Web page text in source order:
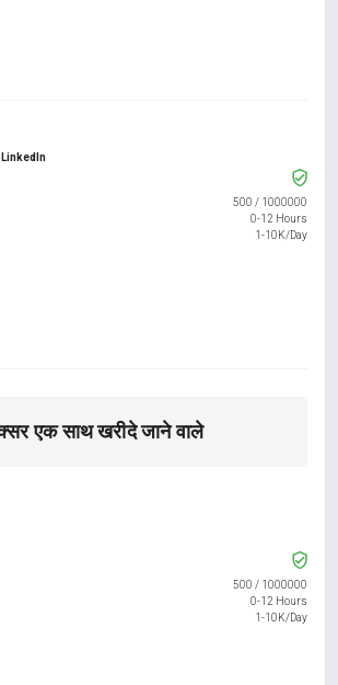
500 / 1000000
0-12 Hours
1-10K/Day
एक साथ खरीदे जाने वाले
500 / 1000000
0-12 Hours
1-10K/Day